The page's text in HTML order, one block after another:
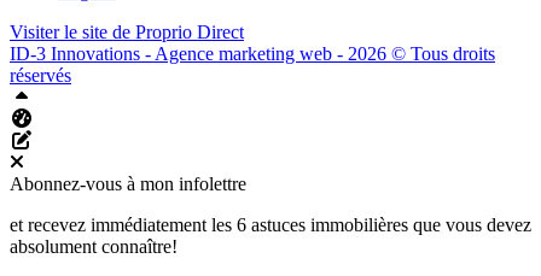
Visiter le site de Proprio Direct
ID-3 Innovations - Agence marketing web - 2026 © Tous droits
réservés
Abonnez-vous à mon infolettre
et recevez immédiatement les 6 astuces immobilières que vous devez
absolument connaître!